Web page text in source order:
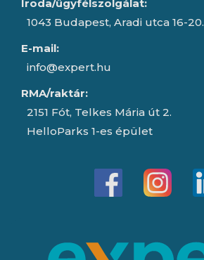
Iroda/ügyfélszolgálat:
1043 Budapest, Aradi utca 16-20.
E-mail:
info@expert.hu
RMA/raktár:
2151 Fót, Telkes Mária út 2.
HelloParks 1-es épület